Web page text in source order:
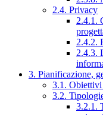
2.4. Privacy
2.4.1.
2.4.2.
2.4.3.
3. Pianificazione,
3.1.
3.2.
3.2.1.